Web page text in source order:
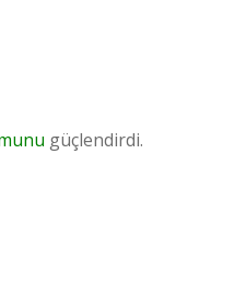
güçlendirdi.